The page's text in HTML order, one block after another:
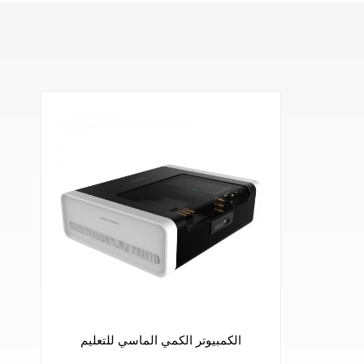
الكمبيوتر الكمي الماسي للتعليم